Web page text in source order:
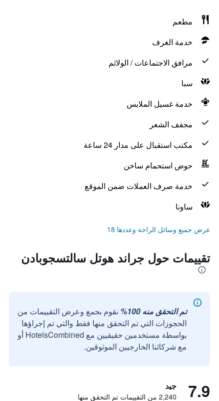
مطعم
خدمة الغرف
مرافق الاجتماعات / الولائم
سبا
خدمة غسيل الملابس
مجفف الشعر
مكتب استقبال على مدار 24 ساعة
حوض استحمام ساخن
خدمة صرف العملات ضمن الموقع
ساونا
عرض جميع وسائل الراحة وعددها 18
تقييمات حول جراند هوتل سالتسجوبادن
تم التحقق منه 100%
نقوم بجمع وعرض التقييمات من
الحجوزات التي تم التحقق منها فقط والتي تم إجراؤها
بواسطة مستخدمين حقيقيين مع HotelsCombined أو
مع شركائنا الخارجيين الموثوقين.
7.9 جيد
2,240 من التقييمات تم التحقق منها